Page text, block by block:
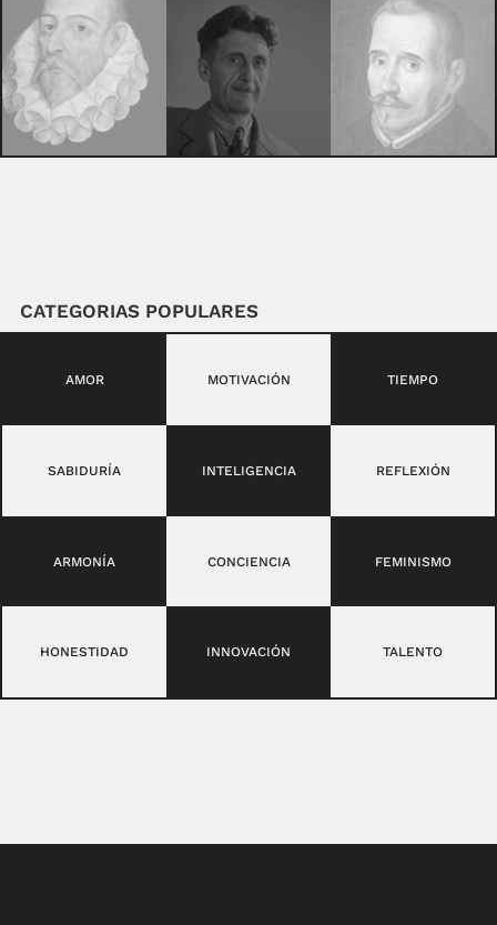
CATEGORIAS POPULARES
AMOR MOTIVACIÓN TIEMPO
SABIDURÍA INTELIGENCIA REFLEXIÓN
ARMONÍA CONCIENCIA FEMINISMO
HONESTIDAD INNOVACIÓN TALENTO